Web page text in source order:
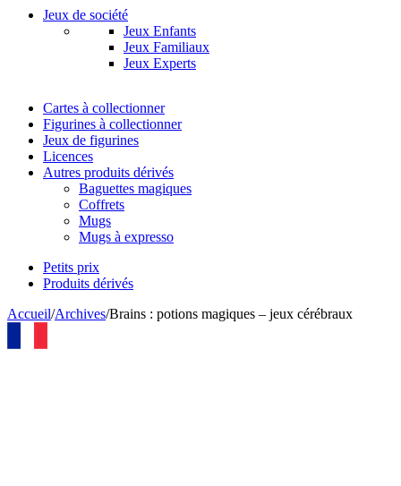
Jeux de société
Jeux Enfants
Jeux Familiaux
Jeux Experts
Cartes à collectionner
Figurines à collectionner
Jeux de figurines
Licences
Autres produits dérivés
Baguettes magiques
Coffrets
Mugs
Mugs à expresso
Petits prix
Produits dérivés
Accueil/Archives/Brains : potions magiques – jeux cérébraux